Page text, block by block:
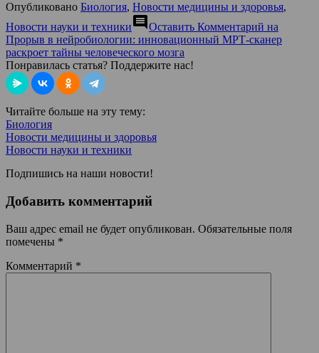
Опубликовано Биология, Новости медицины и здоровья,
Новости науки и техникиcomment Оставить Комментарий на
Прорыв в нейробиологии: инновационный МРТ-сканер
раскроет тайны человеческого мозга
Понравилась статья? Поддержите нас!
Читайте больше на эту тему:
Биология
Новости медицины и здоровья
Новости науки и техники
Подпишись на наши новости!
Добавить комментарий
Ваш адрес email не будет опубликован. Обязательные поля
помечены *
Комментарий *